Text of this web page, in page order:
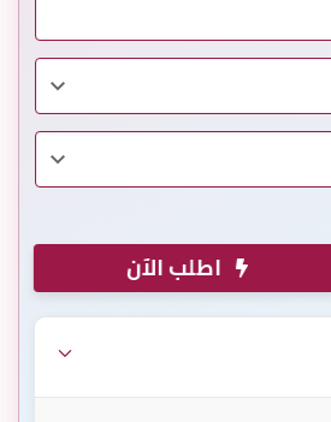
اطلب الآن